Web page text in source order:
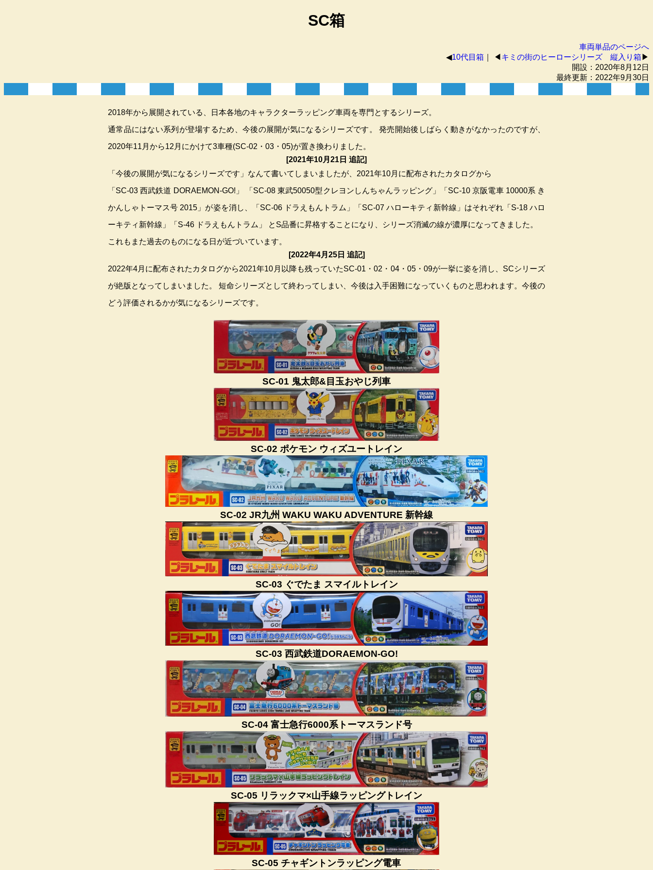
SC箱
車両単品のページへ
◀︎10代目箱 ｜ ◀︎ キミの街のヒーローシリーズ 縦入り箱 ▶︎
開設：2020年8月12日
最終更新：2022年9月30日
2018年から展開されている、日本各地のキャラクターラッピング車両を専門とするシリーズ。
通常品にはない系列が登場するため、今後の展開が気になるシリーズです。 発売開始後しばらく動きがなかったのですが、
2020年11月から12月にかけて3車種(SC-02・03・05)が置き換わりました。
[2021年10月21日 追記]
「今後の展開が気になるシリーズです」なんて書いてしまいましたが、2021年10月に配布されたカタログから
「SC-03 西武鉄道 DORAEMON-GO!」 「SC-08 東武50050型クレヨンしんちゃんラッピング」「SC-10 京阪電車 10000系 き
かんしゃトーマス号 2015」が姿を消し、「SC-06 ドラえもんトラム」「SC-07 ハローキティ新幹線」はそれぞれ「S-18 ハロ
ーキティ新幹線」「S-46 ドラえもんトラム」 とS品番に昇格することになり、シリーズ消滅の線が濃厚になってきました。
これもまた過去のものになる日が近づいています。
[2022年4月25日 追記]
2022年4月に配布されたカタログから2021年10月以降も残っていたSC-01・02・04・05・09が一挙に姿を消し、SCシリーズ
が絶版となってしまいました。 短命シリーズとして終わってしまい、今後は入手困難になっていくものと思われます。今後の
どう評価されるかが気になるシリーズです。
SC-01 鬼太郎&目玉おやじ列車
SC-02 ポケモン ウィズユートレイン
SC-02 JR九州 WAKU WAKU ADVENTURE 新幹線
SC-03 ぐでたま スマイルトレイン
SC-03 西武鉄道DORAEMON-GO!
SC-04 富士急行6000系トーマスランド号
SC-05 リラックマ×山手線ラッピングトレイン
SC-05 チャギントンラッピング電車